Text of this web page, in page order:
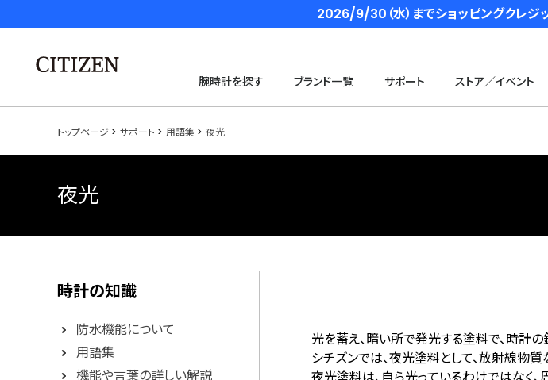
2026/9/30（水）までショッピングクレジ
腕時計を探す ブランド一覧 サポート ストア／イベント
トップページ サポート 用語集 夜光
夜光
時計の知識
防水機能について
用語集
機能や言葉の詳しい解説
光を蓄え、暗い所で発光する塗料で、時計
シチズンでは、夜光塗料として、放射線物